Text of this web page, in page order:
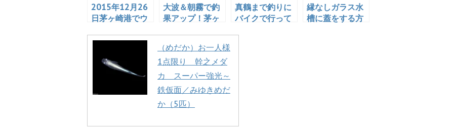
2015年12月26
日茅ヶ崎港でウ
ゲット！何じゃ
大波＆朝霧で釣
果アップ！茅ヶ
真鶴まで釣りに
バイクで行って
縁なしガラス水
槽に蓋をする方
（めだか）お一人様
1点限り 幹之メダ
カ スーパー強光～
鉄仮面／みゆきめだ
か（5匹）